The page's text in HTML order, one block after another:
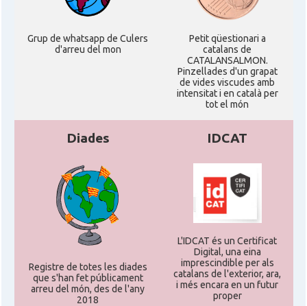
Grup de whatsapp de Culers
d'arreu del mon
Petit qüestionari a
catalans de
CATALANSALMON.
Pinzellades d'un grapat
de vides viscudes amb
intensitat i en català per
tot el món
Diades
Registre de totes les diades
que s'han fet públicament
arreu del món, des de l'any
2018
IDCAT
L'IDCAT és un Certificat
Digital, una eina
imprescindible per als
catalans de l'exterior, ara,
i més encara en un futur
proper